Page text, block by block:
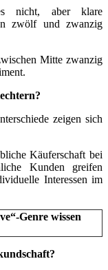
nicht, aber klare
zwölf und zwanzig
Mitte zwanzig
zeigen sich
Käuferschaft bei
Kunden greifen
Interessen im
Genre wissen